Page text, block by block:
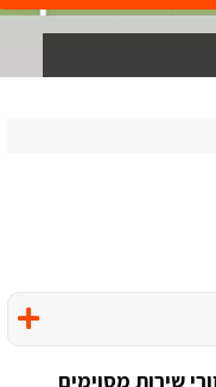
באזורי שירות מסוימים